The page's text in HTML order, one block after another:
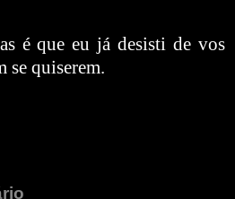
é que eu já desisti de vos
se quiserem.